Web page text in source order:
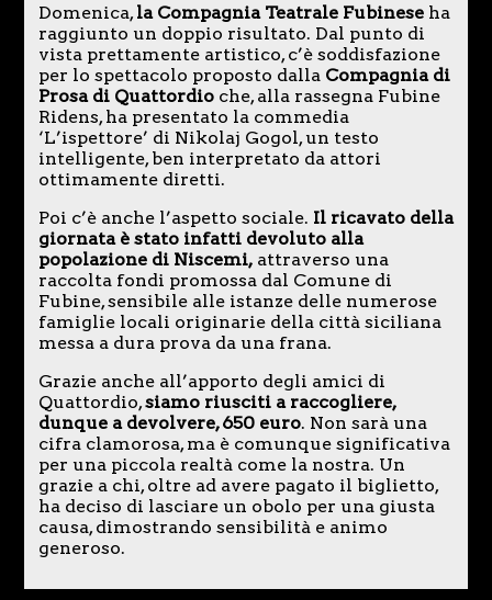
Domenica,la Compagnia Teatrale Fubineseha
raggiunto un doppio risultato. Dal punto di
vista prettamente artistico, c’è soddisfazione
per lo spettacolo proposto dallaCompagnia di
Prosa di Quattordioche, alla rassegna Fubine
Ridens, ha presentato la commedia
‘L’ispettore’ di Nikolaj Gogol, un testo
intelligente, ben interpretato da attori
ottimamente diretti.
Poi c’è anche l’aspetto sociale. Il ricavato della
giornata è stato infatti devoluto alla
popolazione di Niscemi,attraverso una
raccolta fondi promossa dal Comune di
Fubine, sensibile alle istanze delle numerose
famiglie locali originarie della città siciliana
messa a dura prova da una frana.
Grazie anche all’apporto degli amici di
Quattordio,siamo riusciti a raccogliere,
dunque a devolvere, 650 euro. Non sarà una
cifra clamorosa, ma è comunque significativa
per una piccola realtà come la nostra. Un
grazie a chi, oltre ad avere pagato il biglietto,
ha deciso di lasciare un obolo per una giusta
causa, dimostrando sensibilità e animo
generoso.